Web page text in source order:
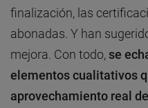
finalización, las
abonadas. Y han
mejora. Con todo,se
elementos cualitativos
aprovechamiento real